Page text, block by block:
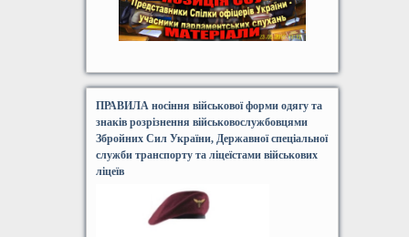
ПРАВИЛА носіння військової форми одягу та
знаків розрізнення військовослужбовцями
Збройних Сил України, Державної спеціальної
служби транспорту та ліцеїстами військових
ліцеїв